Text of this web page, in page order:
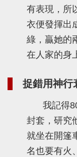
有表現，所
衣便發揮出
綠，贏她的
在人家的身
捉錯用神行
我記得
封套，研究
就坐在開篷
名也要有火